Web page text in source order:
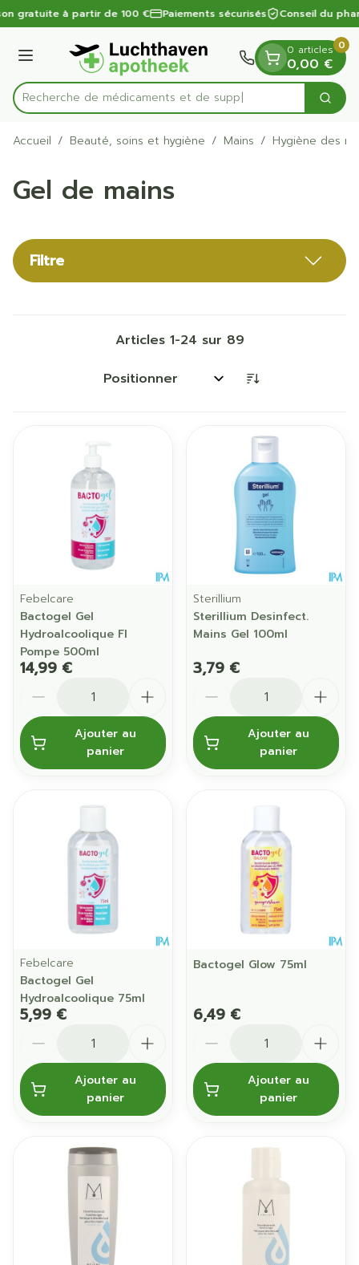
Aller au contenu
1 de 1
gratuite à partir de 100 € Paiements sécurisés Conseil du
Menu
Rechercher
Recherche de méd
0 articles
0,00 €
0
Accueil / Beauté, soins et hygiène / Mains / Hygiène des
Gel de mains
Filtre
Articles 1-24 sur 89
Trier par:
Febelcare
Bactogel Gel
Hydroalcoolique Fl
Pompe 500ml
14,99 €
Ajouter au
panier
Sterillium
Sterillium Desinfect.
Mains Gel 100ml
3,79 €
Ajouter au
panier
Febelcare
Bactogel Gel
Hydroalcoolique 75ml
5,99 €
Ajouter au
panier
Bactogel Glow 75ml
6,49 €
Ajouter au
panier